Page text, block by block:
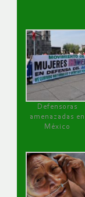
Defensoras
amenazadas en
México